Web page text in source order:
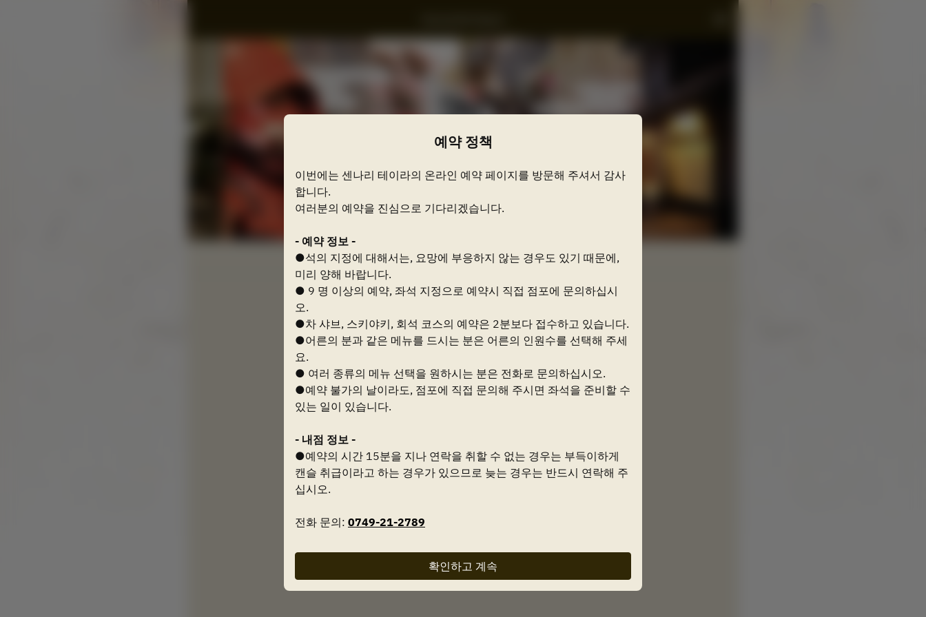
예약 정책 보기
8월9일 (일)
시간을 선택하세요
Powered by
예약 정책
이번에는 센나리 테이라의 온라인 예약 페이지를 방문해 주셔서 감사
합니다.
여러분의 예약을 진심으로 기다리겠습니다.
- 예약 정보 -
●석의 지정에 대해서는, 요망에 부응하지 않는 경우도 있기 때문에,
미리 양해 바랍니다.
● 9 명 이상의 예약, 좌석 지정으로 예약시 직접 점포에 문의하십시
오.
●차 샤브, 스키야키, 회석 코스의 예약은 2분보다 접수하고 있습니다.
●어른의 분과 같은 메뉴를 드시는 분은 어른의 인원수를 선택해 주세
요.
● 여러 종류의 메뉴 선택을 원하시는 분은 전화로 문의하십시오.
●예약 불가의 날이라도, 점포에 직접 문의해 주시면 좌석을 준비할 수
있는 일이 있습니다.
- 내점 정보 -
●예약의 시간 15분을 지나 연락을 취할 수 없는 경우는 부득이하게
캔슬 취급이라고 하는 경우가 있으므로 늦는 경우는 반드시 연락해 주
십시오.
전화 문의: 0749-21-2789
확인하고 계속